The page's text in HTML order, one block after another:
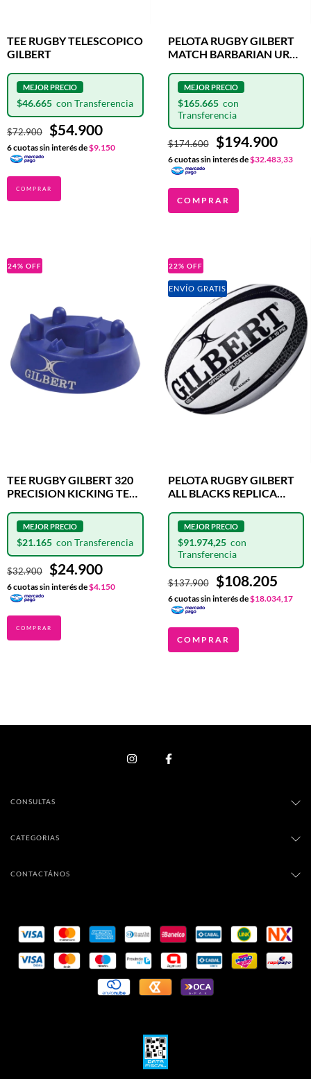
TEE RUGBY TELESCOPICO
GILBERT
$72.900 $54.900
$46.665
6cuotas sin interés de$9.150
PELOTA RUGBY GILBERT
MATCH BARBARIAN URBA
$174.600 $194.900
$165.665
6cuotas sin interés de$32.483,33
COMPRAR
24% OFF
TEE RUGBY GILBERT 320
PRECISION KICKING TEE
$32.900 $24.900
$21.165
6cuotas sin interés de$4.150
22% OFF
ENVÍO GRATIS
PELOTA RUGBY GILBERT
ALL BLACKS REPLICA
$137.900 $108.205
$91.974,25
6cuotas sin interés de$18.034,17
COMPRAR
CONSULTAS
CATEGORIAS
CONTACTÁNOS